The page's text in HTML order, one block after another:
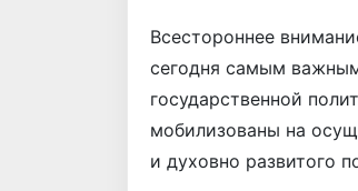
Всестороннее
сегодня самым
государственной
мобилизованы на
и духовно развитого